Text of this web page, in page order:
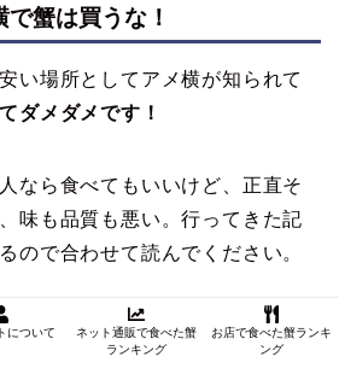
蟹は買うな！
い場所としてアメ横が知られて
ダメダメです！
なら食べてもいいけど、正直そ
味も品質も悪い。行ってきた記
ので合わせて読んでください。
について
ネット通販で食べた蟹
ランキング
お店で食べた蟹ランキ
ング